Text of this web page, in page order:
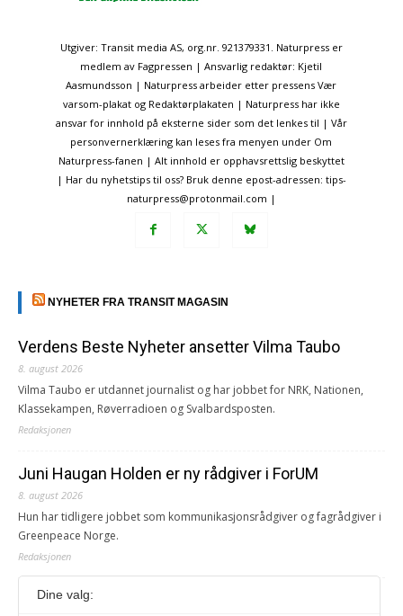
Utgiver: Transit media AS, org.nr. 921379331. Naturpress er
medlem av Fagpressen | Ansvarlig redaktør: Kjetil
Aasmundsson | Naturpress arbeider etter pressens Vær
varsom-plakat og Redaktørplakaten | Naturpress har ikke
ansvar for innhold på eksterne sider som det lenkes til | Vår
personvernerklæring kan leses fra menyen under Om
Naturpress-fanen | Alt innhold er opphavsrettslig beskyttet
| Har du nyhetstips til oss? Bruk denne epost-adressen: tips-
naturpress@protonmail.com |
NYHETER FRA TRANSIT MAGASIN
Verdens Beste Nyheter ansetter Vilma Taubo
8. august 2026
Vilma Taubo er utdannet journalist og har jobbet for NRK, Nationen,
Klassekampen, Røverradioen og Svalbardsposten.
Redaksjonen
Juni Haugan Holden er ny rådgiver i ForUM
8. august 2026
Hun har tidligere jobbet som kommunikasjonsrådgiver og fagrådgiver i
Greenpeace Norge.
Redaksjonen
Journalist fra Vietnam idømt 7 års fengsel
Dine valg: